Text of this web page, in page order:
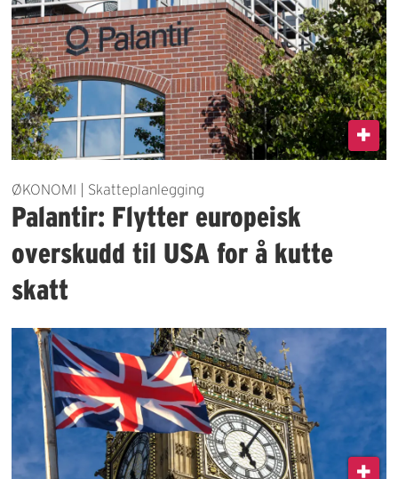
ØKONOMI | Skatteplanlegging
Palantir: Flytter europeisk
overskudd til USA for å kutte
skatt